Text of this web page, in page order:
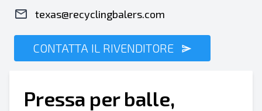
texas@recyclingbalers.com
CONTATTA IL RIVENDITORE
Pressa per balle,